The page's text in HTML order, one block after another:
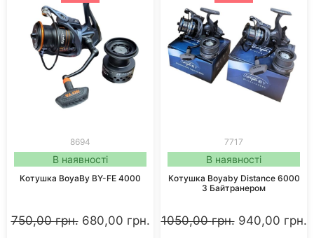
8694
В наявності
Котушка BoyaBy BY-FE 4000
750,00грн. 680,00 грн.
7717
В наявності
Котушка Boyaby Distance 6000
З Байтранером
1050,00грн. 940,00 грн.